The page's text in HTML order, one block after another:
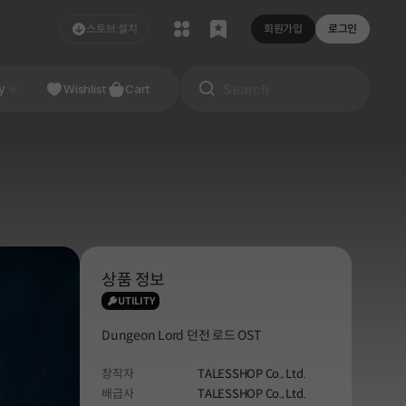
스토브 설치 회원가입 로그인
Studio
Wishlist Cart
상품 정보
UTILITY
Dungeon Lord 던전 로드 OST
창작자
TALESSHOP Co., Ltd.
배급사
TALESSHOP Co., Ltd.